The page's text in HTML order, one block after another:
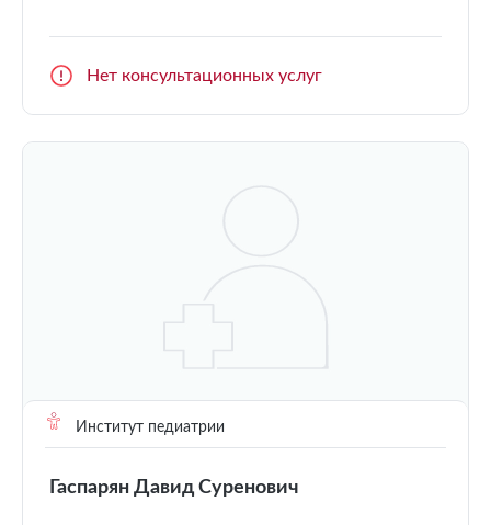
Нет консультационных услуг
Институт педиатрии
Гаспарян Давид Суренович